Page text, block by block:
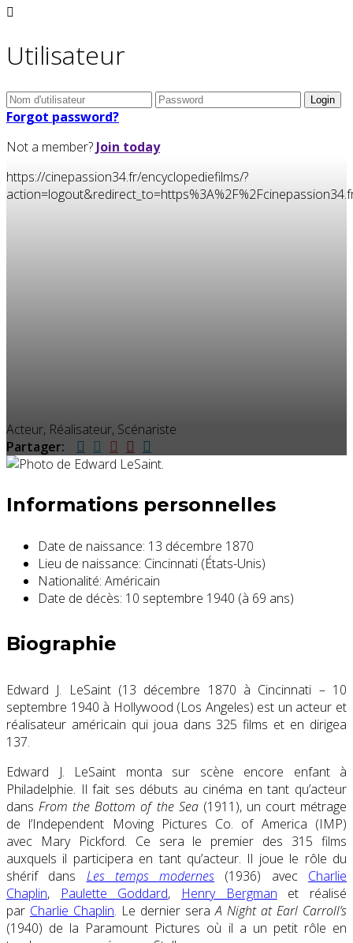
Utilisateur
Forgot password?
Not a member? Join today
https://cinepassion34.fr/encyclopediefilms/?
Acteur, Réalisateur, Scénariste
Partager:
Informations personnelles
Date de naissance: 13 décembre 1870
Lieu de naissance: Cincinnati (États-Unis)
Nationalité: Américain
Date de décès: 10 septembre 1940 (à 69 ans)
Biographie
Edward J. LeSaint (13 décembre 1870 à Cincinnati – 10
septembre 1940 à Hollywood (Los Angeles) est un acteur et
réalisateur américain qui joua dans 325 films et en dirigea
137.
Edward J. LeSaint monta sur scène encore enfant à
Philadelphie. Il fait ses débuts au cinéma en tant qu’acteur
dansFrom the Bottom of the Sea(1911), un court métrage
de l’Independent Moving Pictures Co. of America (IMP)
avec Mary Pickford. Ce sera le premier des 315 films
auxquels il participera en tant qu’acteur. Il joue le rôle du
shérif dans Les temps modernes (1936) avec Charlie
Chaplin, Paulette Goddard, Henry Bergman et réalisé
par Charlie Chaplin. Le dernier seraA Night at Earl Carroll’s
(1940) de la Paramount Pictures où il a un petit rôle en